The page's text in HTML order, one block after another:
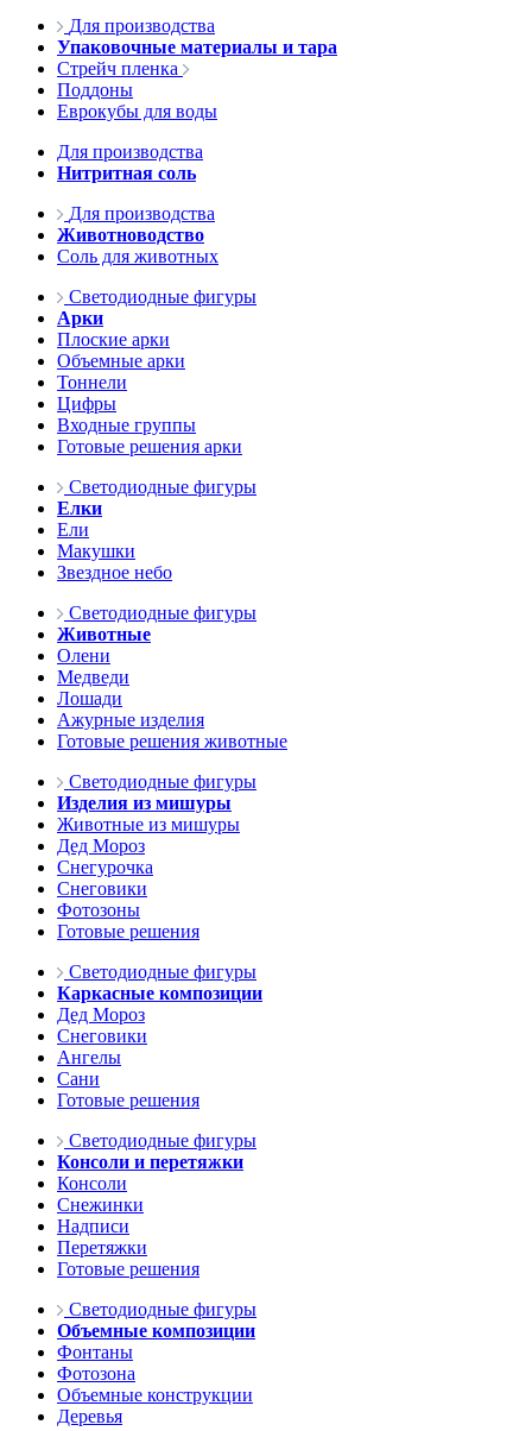
Для производства
Упаковочные материалы и тара
Стрейч пленка
Поддоны
Еврокубы для воды
Для производства
Нитритная соль
Для производства
Животноводство
Соль для животных
Светодиодные фигуры
Арки
Плоские арки
Объемные арки
Тоннели
Цифры
Входные группы
Готовые решения арки
Светодиодные фигуры
Елки
Ели
Макушки
Звездное небо
Светодиодные фигуры
Животные
Олени
Медведи
Лошади
Ажурные изделия
Готовые решения животные
Светодиодные фигуры
Изделия из мишуры
Животные из мишуры
Дед Мороз
Снегурочка
Снеговики
Фотозоны
Готовые решения
Светодиодные фигуры
Каркасные композиции
Дед Мороз
Снеговики
Ангелы
Сани
Готовые решения
Светодиодные фигуры
Консоли и перетяжки
Консоли
Снежинки
Надписи
Перетяжки
Готовые решения
Светодиодные фигуры
Объемные композиции
Фонтаны
Фотозона
Объемные конструкции
Деревья